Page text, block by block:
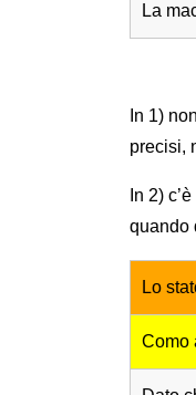
La
In 1)
precisi,
In 2)
quando
Lo
Como